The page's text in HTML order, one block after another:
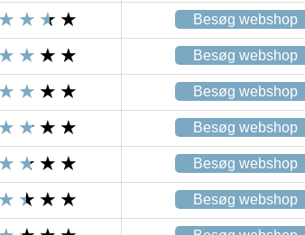
Besøg webshop
Besøg webshop
Besøg webshop
Besøg webshop
Besøg webshop
Besøg webshop